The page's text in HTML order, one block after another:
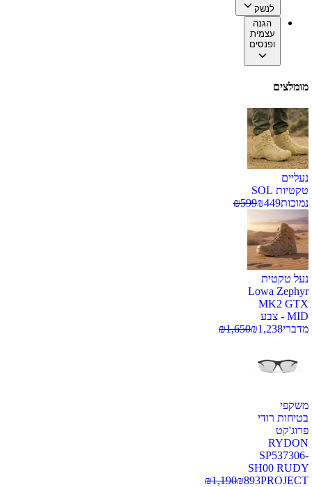
לנשק
הגנה
עצמית
ופנסים
מומלצים
נעליים
טקטיות SOL
נמוכות
₪449
₪599
נעל טקטית
Lowa Zephyr
MK2 GTX
MID - צבע
מדברי
₪1,238
₪1,650
משקפי
בטיחות רודי
פרוג'קט
RYDON
SP537306-
SH00 RUDY
PROJECT
₪893
₪1,190